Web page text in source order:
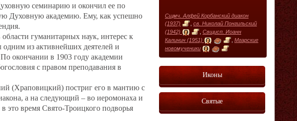
семинарию и окончил ее по
Духовную академию. Ему, как успешно
гуманитарных наук, интерес к
из активнейших деятелей и
окончании в 1903 году академии
с правом преподавания в
(Храповицкий) постриг его в мантию с
а на следующий – во иеромонаха и
это время Свято‐Троицкого подворья
Сщмч. Алфей Корбанский диакон
(1937)
св. Николай Понгильский
(1942)
Свщисп. Иоанн
Калинин (1951)
Мгарские
новомученики
Иконы
Святые